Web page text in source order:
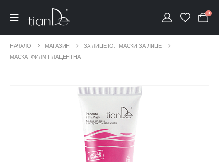
0
НАЧАЛО МАГАЗИН ЗА ЛИЦЕТО, МАСКИ ЗА ЛИЦЕ
МАСКА-ФИЛМ ПЛАЦЕНТНА